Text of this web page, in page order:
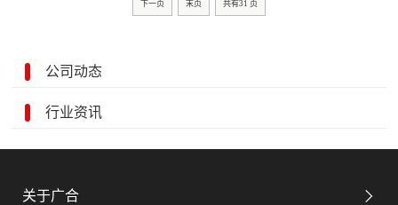
下一页 末页 共有31 页
公司动态
行业资讯
关于广合